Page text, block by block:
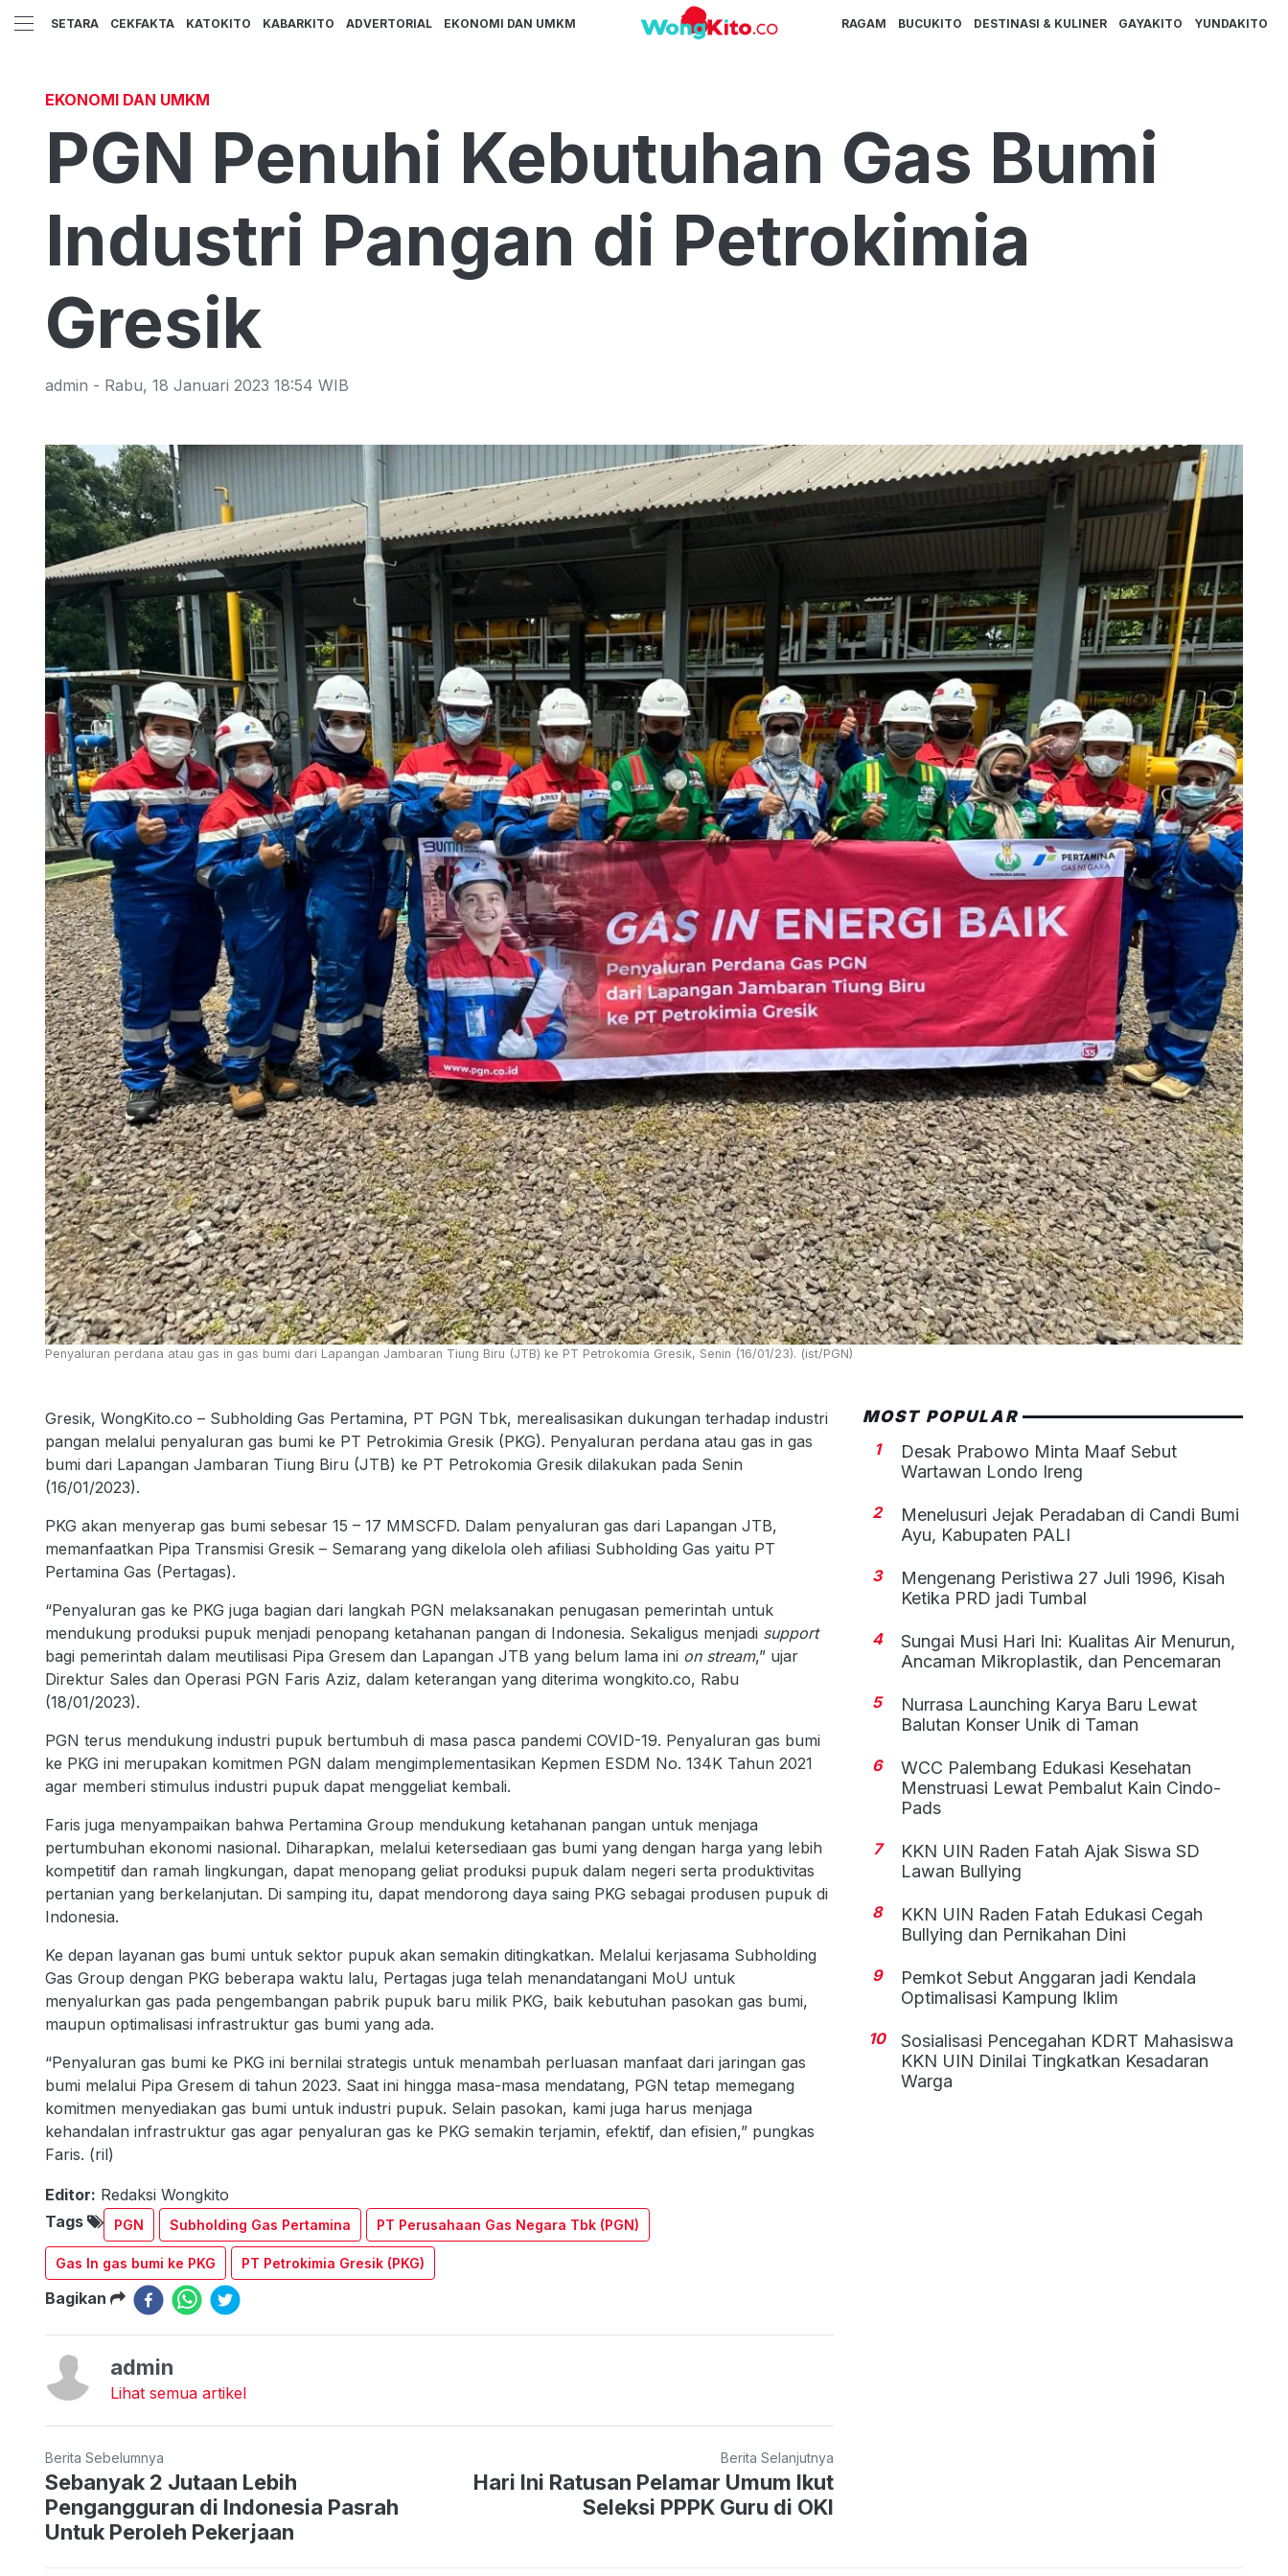
SETARA CEKFAKTA KATOKITO KABARKITO ADVERTORIAL EKONOMI DAN UMKM RAGAM BUCUKITO DESTINASI & KULINER GAYAKITO YUNDAKITO
EKONOMI DAN UMKM
PGN Penuhi Kebutuhan Gas Bumi
Industri Pangan di Petrokimia
Gresik
admin - Rabu, 18 Januari 2023 18:54 WIB
Penyaluran perdana atau gas in gas bumi dari Lapangan Jambaran Tiung Biru (JTB) ke PT Petrokomia Gresik, Senin (16/01/23). (ist/PGN)
Gresik, WongKito.co – Subholding Gas Pertamina, PT PGN Tbk, merealisasikan dukungan terhadap industri
pangan melalui penyaluran gas bumi ke PT Petrokimia Gresik (PKG). Penyaluran perdana atau gas in gas
bumi dari Lapangan Jambaran Tiung Biru (JTB) ke PT Petrokomia Gresik dilakukan pada Senin
(16/01/2023).
PKG akan menyerap gas bumi sebesar 15 – 17 MMSCFD. Dalam penyaluran gas dari Lapangan JTB,
memanfaatkan Pipa Transmisi Gresik – Semarang yang dikelola oleh afiliasi Subholding Gas yaitu PT
Pertamina Gas (Pertagas).
“Penyaluran gas ke PKG juga bagian dari langkah PGN melaksanakan penugasan pemerintah untuk
mendukung produksi pupuk menjadi penopang ketahanan pangan di Indonesia. Sekaligus menjadi support
bagi pemerintah dalam meutilisasi Pipa Gresem dan Lapangan JTB yang belum lama ini on stream,” ujar
Direktur Sales dan Operasi PGN Faris Aziz, dalam keterangan yang diterima wongkito.co, Rabu
(18/01/2023).
PGN terus mendukung industri pupuk bertumbuh di masa pasca pandemi COVID-19. Penyaluran gas bumi
ke PKG ini merupakan komitmen PGN dalam mengimplementasikan Kepmen ESDM No. 134K Tahun 2021
agar memberi stimulus industri pupuk dapat menggeliat kembali.
Faris juga menyampaikan bahwa Pertamina Group mendukung ketahanan pangan untuk menjaga
pertumbuhan ekonomi nasional. Diharapkan, melalui ketersediaan gas bumi yang dengan harga yang lebih
kompetitif dan ramah lingkungan, dapat menopang geliat produksi pupuk dalam negeri serta produktivitas
pertanian yang berkelanjutan. Di samping itu, dapat mendorong daya saing PKG sebagai produsen pupuk di
Indonesia.
Ke depan layanan gas bumi untuk sektor pupuk akan semakin ditingkatkan. Melalui kerjasama Subholding
Gas Group dengan PKG beberapa waktu lalu, Pertagas juga telah menandatangani MoU untuk
menyalurkan gas pada pengembangan pabrik pupuk baru milik PKG, baik kebutuhan pasokan gas bumi,
maupun optimalisasi infrastruktur gas bumi yang ada.
“Penyaluran gas bumi ke PKG ini bernilai strategis untuk menambah perluasan manfaat dari jaringan gas
bumi melalui Pipa Gresem di tahun 2023. Saat ini hingga masa-masa mendatang, PGN tetap memegang
komitmen menyediakan gas bumi untuk industri pupuk. Selain pasokan, kami juga harus menjaga
kehandalan infrastruktur gas agar penyaluran gas ke PKG semakin terjamin, efektif, dan efisien,” pungkas
Faris. (ril)
Editor: Redaksi Wongkito
Tags
PGN Subholding Gas Pertamina PT Perusahaan Gas Negara Tbk (PGN)
Gas In gas bumi ke PKG PT Petrokimia Gresik (PKG)
Bagikan
admin
Lihat semua artikel
Berita Sebelumnya
Sebanyak 2 Jutaan Lebih
Pengangguran di Indonesia Pasrah
Untuk Peroleh Pekerjaan
Berita Selanjutnya
Hari Ini Ratusan Pelamar Umum Ikut
Seleksi PPPK Guru di OKI
MOST POPULAR
1
Desak Prabowo Minta Maaf Sebut
Wartawan Londo Ireng
2
Menelusuri Jejak Peradaban di Candi Bumi
Ayu, Kabupaten PALI
3
Mengenang Peristiwa 27 Juli 1996, Kisah
Ketika PRD jadi Tumbal
4
Sungai Musi Hari Ini: Kualitas Air Menurun,
Ancaman Mikroplastik, dan Pencemaran
5
Nurrasa Launching Karya Baru Lewat
Balutan Konser Unik di Taman
6
WCC Palembang Edukasi Kesehatan
Menstruasi Lewat Pembalut Kain Cindo-
Pads
7
KKN UIN Raden Fatah Ajak Siswa SD
Lawan Bullying
8
KKN UIN Raden Fatah Edukasi Cegah
Bullying dan Pernikahan Dini
9
Pemkot Sebut Anggaran jadi Kendala
Optimalisasi Kampung Iklim
10
Sosialisasi Pencegahan KDRT Mahasiswa
KKN UIN Dinilai Tingkatkan Kesadaran
Warga